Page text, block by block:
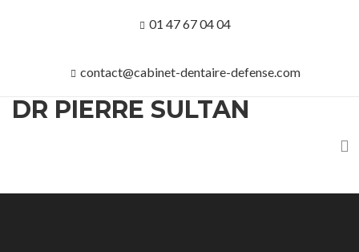
01 47 67 04 04
contact@cabinet-dentaire-defense.com
DR PIERRE SULTAN